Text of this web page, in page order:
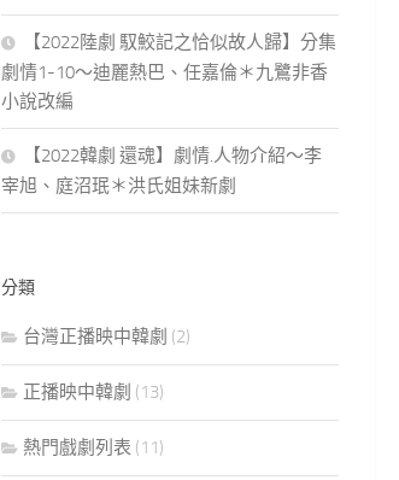
【2022陸劇 馭鮫記之恰似故人歸】分集
劇情1-10～迪麗熱巴、任嘉倫＊九鷺非香
小說改編
【2022韓劇 還魂】劇情.人物介紹～李
宰旭、庭沼珉＊洪氏姐妹新劇
分類
台灣正播映中韓劇 (2)
正播映中韓劇 (13)
熱門戲劇列表 (11)